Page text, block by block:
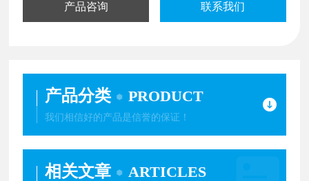
产品咨询 联系我们
产品分类 PRODUCT
我们相信好的产品是信誉的保证！
相关文章 ARTICLES